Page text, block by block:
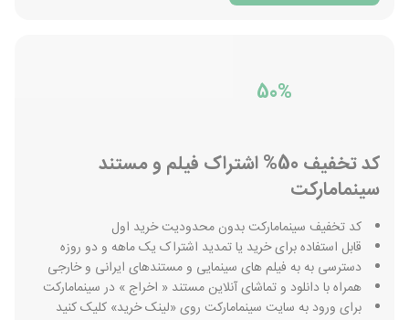
50%
کد تخفیف 50% اشتراک فیلم و مستند
سینمامارکت
کد تخفیف سینمامارکت بدون محدودیت خرید اول
قابل استفاده برای خرید یا تمدید اشتراک یک ماهه و دو روزه
دسترسی به به فیلم های سینمایی و مستندهای ایرانی و خارجی
همراه با دانلود و تماشای آنلاین مستند « اخراج » در سینمامارکت
برای ورود به سایت سینمامارکت روی «لینک خرید» کلیک کنید